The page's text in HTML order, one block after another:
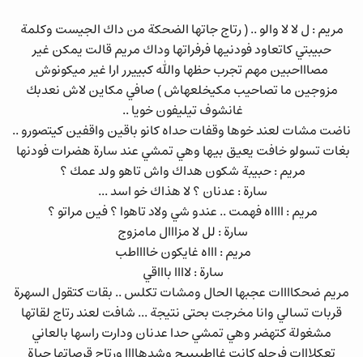
مريم : ل لا لا والو .. ( رتاج جاتها الضحكة من داك الجيست وكلمة
حبيبتي كاتعاود فودنيها فرفراتها وداك مريم قالت يمكن غير
مصاااحبين مهم تجرب حظها والله كبييرر ارا غير ميكونوش
مزوجين ما تصاحيب مكيخلعهاش ) صافي مكاين لاش نعدبك
غانشوف تيليفون خويا ..
ناضت مشات لعند خوها وقفات حداه كانو باقين واقفين كيتصورو ..
بغات تسولو خافت يعيق بيها وهي تمشي عند سارة هضرات فودنها
مريم : حبيبة شكون هداك واش تاهو ولد عمك ؟
سارة : عدنان ؟ لا هذاك خو اسد ...
مريم : ااااه فهمت .. عندو شي ولاد تاهوا ؟ فين مراتو ؟
سارة : لل لا مزااال مامزوج
مريم : اااه غايكون خااااطب
سارة : لاااا باااقي
مريم ضحكاااات عجبها الحال ومشات تكلس .. بقات كتقول السهرة
قربات تسالي وانا مخرجت بحتى نتيجة ... شافت لعند رتاج لقاتها
مشغولة كتهضر وهي تمشي حدا عدنان ودارت راسها بالعاني